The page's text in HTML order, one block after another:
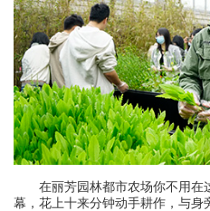
在丽芳园林都市农场你不用在
幕，花上十来分钟动手耕作，与身